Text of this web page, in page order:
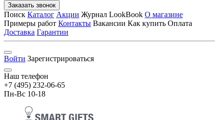
Заказать звонок
Поиск Каталог Акции Журнал LookBook О магазине
Примеры работ Контакты Вакансии Как купить Оплата
Доставка Гарантии
Войти Зарегистрироваться
Наш телефон
+7 (495) 232-06-65
Пн-Вс 10-18